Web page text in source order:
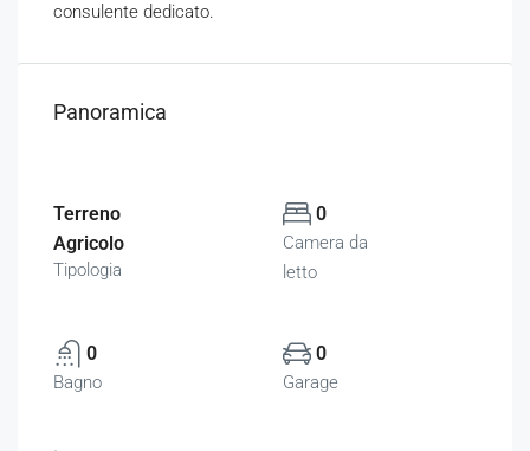
consulente dedicato.
Panoramica
Terreno
Agricolo
Tipologia
0
Camera da
letto
0
Bagno
0
Garage